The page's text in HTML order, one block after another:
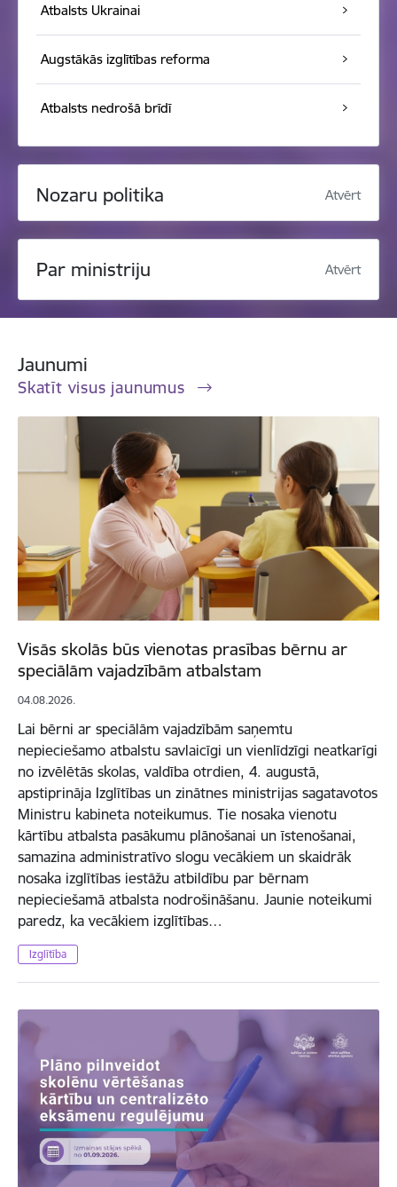
Atbalsts Ukrainai
Augstākās izglītības reforma
Atbalsts nedrošā brīdī
Nozaru politika Atvērt
Par ministriju Atvērt
Jaunumi
Skatīt visus jaunumus
Visās skolās būs vienotas prasības bērnu ar
speciālām vajadzībām atbalstam
04.08.2026.
Lai bērni ar speciālām vajadzībām saņemtu
nepieciešamo atbalstu savlaicīgi un vienlīdzīgi neatkarīgi
no izvēlētās skolas, valdība otrdien, 4. augustā,
apstiprināja Izglītības un zinātnes ministrijas sagatavotos
Ministru kabineta noteikumus. Tie nosaka vienotu
kārtību atbalsta pasākumu plānošanai un īstenošanai,
samazina administratīvo slogu vecākiem un skaidrāk
nosaka izglītības iestāžu atbildību par bērnam
nepieciešamā atbalsta nodrošināšanu. Jaunie noteikumi
paredz, ka vecākiem izglītības…
Izglītība